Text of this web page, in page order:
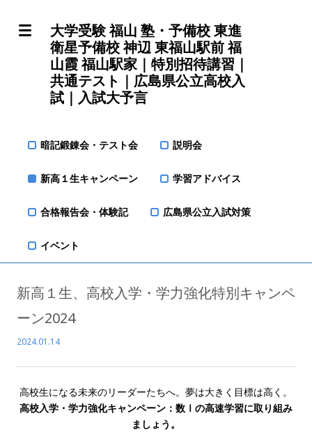
大学受験 福山 塾・予備校 東進
衛星予備校 神辺 東福山駅前 福
山霞 福山駅家｜特別招待講習｜
共通テスト｜広島県公立高校入
試｜入試大予言
暗記鍛錬会・テスト会 説明会
新高１生キャンペーン 学習アドバイス
合格報告会・体験記 広島県公立入試対策
イベント
新高１生、高校入学・学力強化特別キャンペ
ーン2024
2024.01.14
高校生になる未来のリーダーたちへ。夢は大きく目標は高く。
高校入学・学力強化キャンペーン：数Ⅰの高速学習に取り組み
ましょう。